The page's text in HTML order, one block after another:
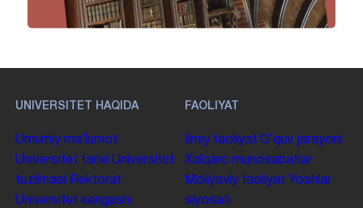
UNIVERSITET HAQIDA
Umumiy maʼlumot
Universitet tarixi Universitet
tuzilmasi
Rektorat
Universitet kengashi
FAOLIYAT
Ilmiy faoliyat Oʻquv jarayoni
Xalqaro munosabatlar
Moliyaviy faoliyat Yoshlar
siyosati